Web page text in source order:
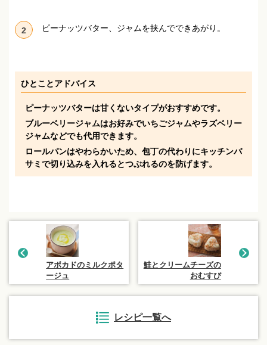
2 ピーナッツバター、ジャムを挟んでできあがり。
ひとことアドバイス
ピーナッツバターは甘くないタイプがおすすめです。
ブルーベリージャムはお好みでいちごジャムやラズベリー
ジャムなどでも代用できます。
ロールパンはやわらかいため、包丁の代わりにキッチンバ
サミで切り込みを入れるとつぶれるのを防げます。
アボカドのミルクポタ
ージュ
鮭とクリームチーズの
おむすび
レシピ一覧へ